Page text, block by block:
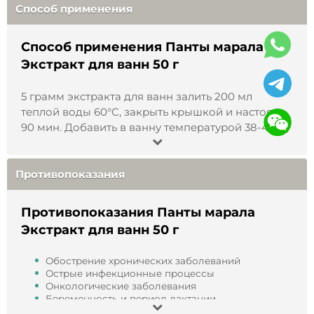
заболеваний. Перед применением рекомендуется
Способ применения:5 грамм экстракта для ванн
залить 200 мл теплой воды 60°C, закрыть крышкой и
настоять 90 мин. Добавить в ванну температурой 38-
42°C, погрузиться до уровня сердца на 15 мин.
Продолжительность курса 5 ванн.
индивидуальная
непереносимость к компонентам препарата,
беременность и период лактации.
детей месте, защищенном от света, при
от 0 до +5°С.
Состав: сухой экстракт пантов марала.
Объем:25 гр. или 50 гр.
Способ применения
Способ применения Панты марала
Экстракт для ванн 50 г
5 грамм экстракта для ванн залить 200 мл
теплой воды 60°C, закрыть крышкой и настоять
90 мин. Добавить в ванну температурой 38-42°C,
погрузиться до уровня сердца на 15 мин.
Продолжительность курса 5 ванн.
Противопоказания
Противопоказания Панты марала
Экстракт для ванн 50 г
Обострение хронических заболеваний
Острые инфекционные процессы
Онкологические заболевания
Беременность и период лактации
Кровотечения и нарушения свертываемости